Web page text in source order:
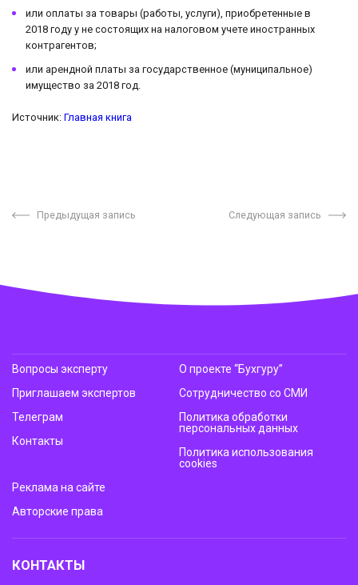
или оплаты за товары (работы, услуги), приобретенные в
2018 году у не состоящих на налоговом учете иностранных
контрагентов;
или арендной платы за государственное (муниципальное)
имущество за 2018 год.
Источник: Главная книга
Предыдущая запись Следующая запись
Вопросы эксперту
Приглашаем экспертов
Телеграм
Контакты
О проекте “Бухгуру”
Сотрудничество со СМИ
Политика обработки
персональных данных
Политика использования
cookies
Реклама на сайте
Авторские права
КОНТАКТЫ